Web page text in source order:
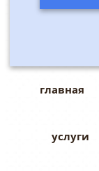
главная
услуги